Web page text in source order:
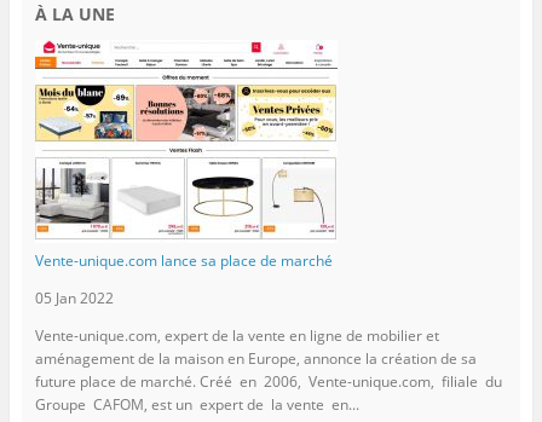
À LA UNE
Vente-unique.com lance sa place de marché
05 Jan 2022
Vente-unique.com, expert de la vente en ligne de mobilier et
aménagement de la maison en Europe, annonce la création de sa
future place de marché. Créé en 2006, Vente-unique.com, filiale du
Groupe CAFOM, est un expert de la vente en...